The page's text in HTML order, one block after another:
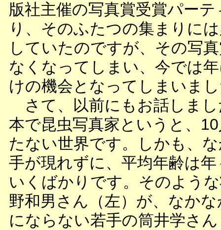
版社主催の写真賞受賞パーテ
り、そのふたつの集まりに
していたのですが、その写
なくなってしまい、今では
けの機会となってしまいま
さて、以前にもお話しまし
本で昆虫写真家というと、
たない世界です。しかも、
手が現れずに、平均年齢は
いくばかりです。そのよう
野和男さん（左）が、なか
にならない若手の筒井学さ